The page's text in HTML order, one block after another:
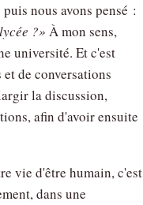
nous avons pensé :
?
À mon sens,
université. Et c'est
de conversations
la discussion,
afin d'avoir ensuite
vie d'être humain, c'est
dans une